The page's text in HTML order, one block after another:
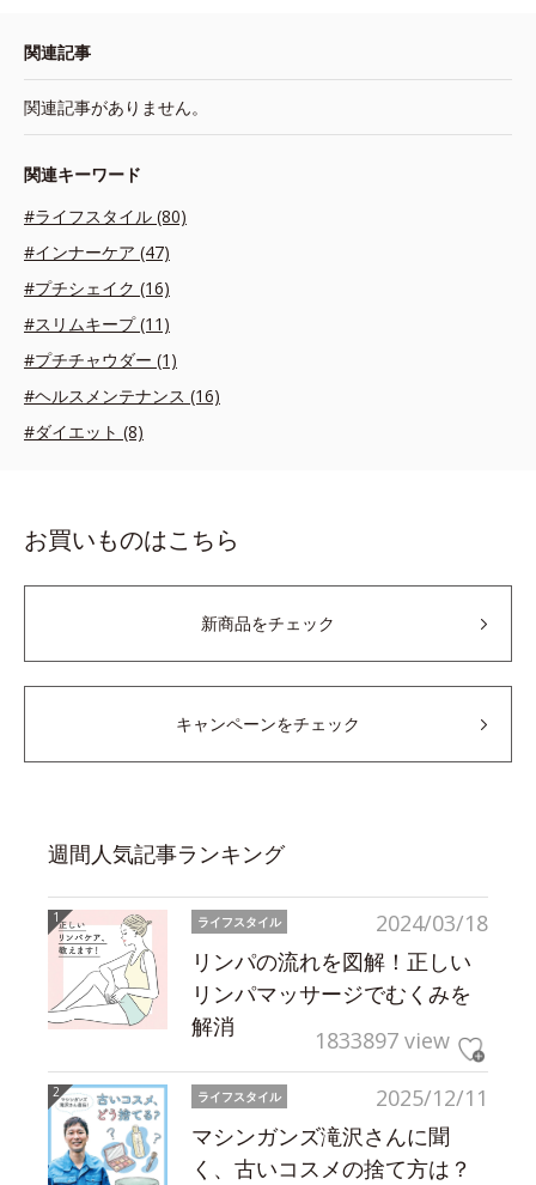
関連記事
関連記事がありません。
関連キーワード
#ライフスタイル (80)
#インナーケア (47)
#プチシェイク (16)
#スリムキープ (11)
#プチチャウダー (1)
#ヘルスメンテナンス (16)
#ダイエット (8)
お買いものはこちら
新商品をチェック
キャンペーンをチェック
週間人気記事ランキング
2024/03/18
ライフスタイル
リンパの流れを図解！正しい
リンパマッサージでむくみを
解消
1833897 view
2025/12/11
ライフスタイル
マシンガンズ滝沢さんに聞
く、古いコスメの捨て方は？